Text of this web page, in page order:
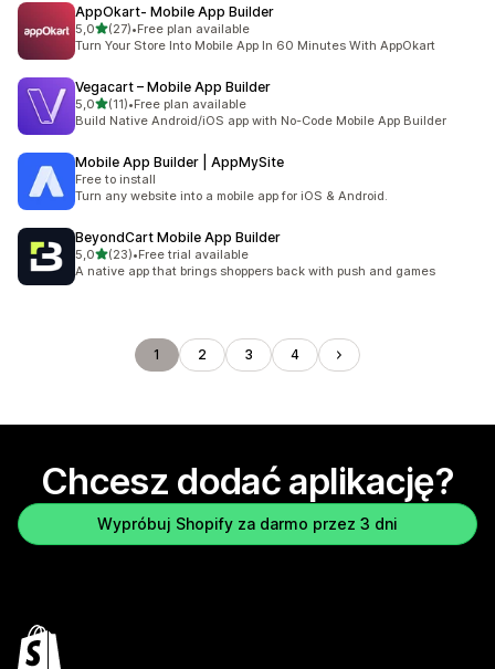
AppOkart‑ Mobile App Builder
5,0na 5 gwiazdek
(27)
Łączna liczba recenzji: 27
•Free plan available
Turn Your Store Into Mobile App In 60 Minutes With AppOkart
Vegacart – Mobile App Builder
5,0na 5 gwiazdek
(11)
Łączna liczba recenzji: 11
•Free plan available
Build Native Android/iOS app with No-Code Mobile App Builder
Mobile App Builder | AppMySite
Free to install
Turn any website into a mobile app for iOS & Android.
BeyondCart Mobile App Builder
5,0na 5 gwiazdek
(23)
Łączna liczba recenzji: 23
•Free trial available
A native app that brings shoppers back with push and games
1 2 3 4
Chcesz dodać aplikację?
Wypróbuj Shopify za darmo przez 3 dni